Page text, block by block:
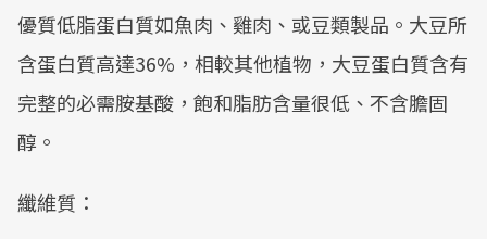
優質低脂蛋白質如魚肉、雞肉、或豆類製品。大豆所
含蛋白質高達36%，相較其他植物，大豆蛋白質含有
完整的必需胺基酸，飽和脂肪含量很低、不含膽固
醇。
纖維質：